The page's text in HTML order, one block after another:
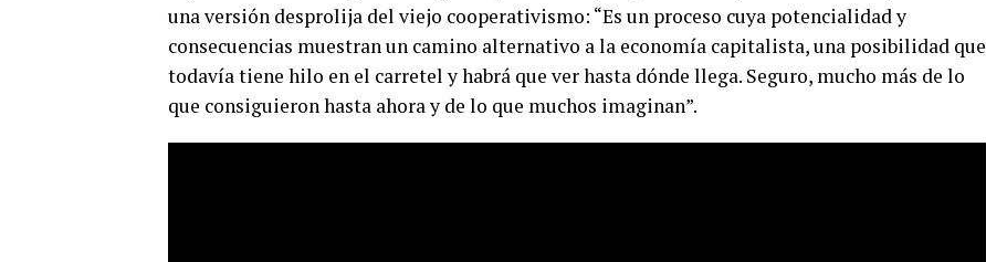
una versión desprolija del viejo cooperativismo: “Es un proceso cuya potencialidad y
consecuencias muestran un camino alternativo a la economía capitalista, una posibilidad que
todavía tiene hilo en el carretel y habrá que ver hasta dónde llega. Seguro, mucho más de lo
que consiguieron hasta ahora y de lo que muchos imaginan”.